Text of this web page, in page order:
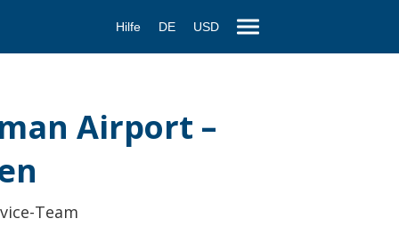
Hilfe DE USD
Airport –
Team